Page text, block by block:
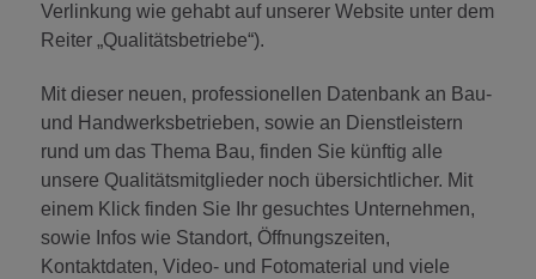
Verlinkung wie gehabt auf unserer Website unter dem
Reiter „Qualitätsbetriebe“).
Mit dieser neuen, professionellen Datenbank an Bau-
und Handwerksbetrieben, sowie an Dienstleistern
rund um das Thema Bau, finden Sie künftig alle
unsere Qualitätsmitglieder noch übersichtlicher. Mit
einem Klick finden Sie Ihr gesuchtes Unternehmen,
sowie Infos wie Standort, Öffnungszeiten,
Kontaktdaten, Video- und Fotomaterial und viele